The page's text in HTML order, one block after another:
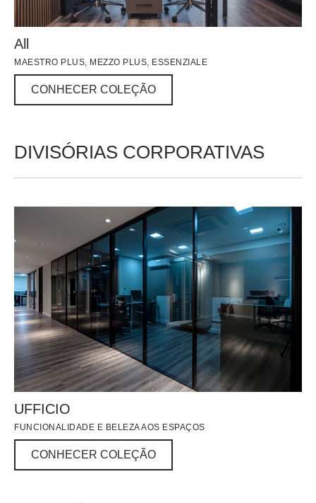
All
MAESTRO PLUS, MEZZO PLUS, ESSENZIALE
CONHECER COLEÇÃO
CONHECER COLEÇÃO
DIVISÓRIAS CORPORATIVAS
UFFICIO
FUNCIONALIDADE E BELEZA AOS ESPAÇOS
CONHECER COLEÇÃO
CONHECER COLEÇÃO